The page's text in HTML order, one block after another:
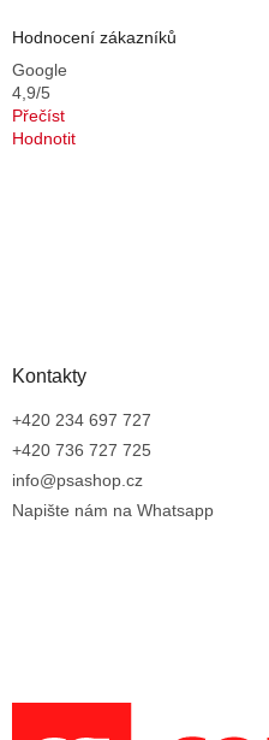
Hodnocení zákazníků
Google
4,9/5
Přečíst
Hodnotit
Kontakty
+420 234 697 727
+420 736 727 725
info@psashop.cz
Napište nám na Whatsapp